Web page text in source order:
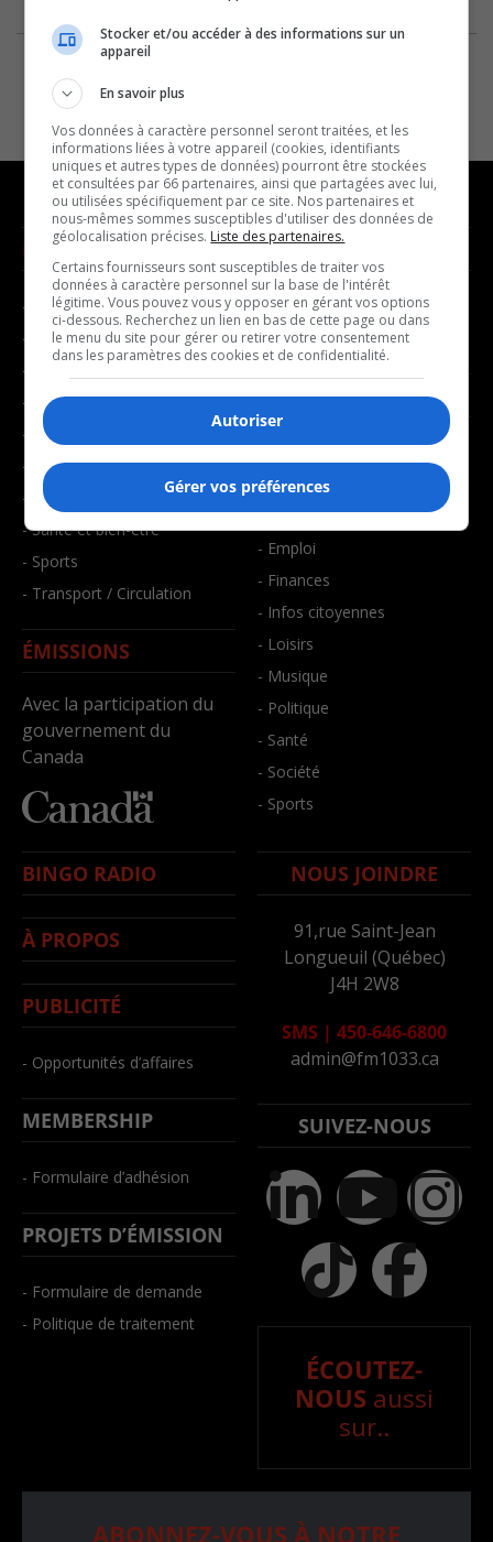
NOUVELLES
- Affaires municipales
- Communauté / Social
- Culture
- Économie
- Éducation
- Environnement
- Faits divers
- Santé et bien-être
- Sports
- Transport / Circulation
ÉMISSIONS
Avec la participation du
gouvernement du
Canada
MUSIQUE
- Décompte franco
- Joué récemment
BALADOS
- Art de vivre
- Bien-être
- Emploi
- Finances
- Infos citoyennes
- Loisirs
- Musique
- Politique
- Santé
- Société
- Sports
BINGO RADIO
À PROPOS
PUBLICITÉ
- Opportunités d’affaires
MEMBERSHIP
- Formulaire d’adhésion
PROJETS D’ÉMISSION
- Formulaire de demande
- Politique de traitement
NOUS JOINDRE
91,rue Saint-Jean
Longueuil (Québec)
J4H 2W8
SMS | 450-646-6800
admin@fm1033.ca
SUIVEZ-NOUS
ÉCOUTEZ-
NOUS aussi
sur..
ABONNEZ-VOUS À NOTRE
Stocker et/ou accéder à des informations sur un
appareil
En savoir plus
Vos données à caractère personnel seront traitées, et les
informations liées à votre appareil (cookies, identifiants
uniques et autres types de données) pourront être stockées
et consultées par 66 partenaires, ainsi que partagées avec lui,
ou utilisées spécifiquement par ce site. Nos partenaires et
nous-mêmes sommes susceptibles d'utiliser des données de
géolocalisation précises. Liste des partenaires.
Certains fournisseurs sont susceptibles de traiter vos
données à caractère personnel sur la base de l'intérêt
légitime. Vous pouvez vous y opposer en gérant vos options
ci-dessous. Recherchez un lien en bas de cette page ou dans
le menu du site pour gérer ou retirer votre consentement
dans les paramètres des cookies et de confidentialité.
Autoriser
Gérer vos préférences